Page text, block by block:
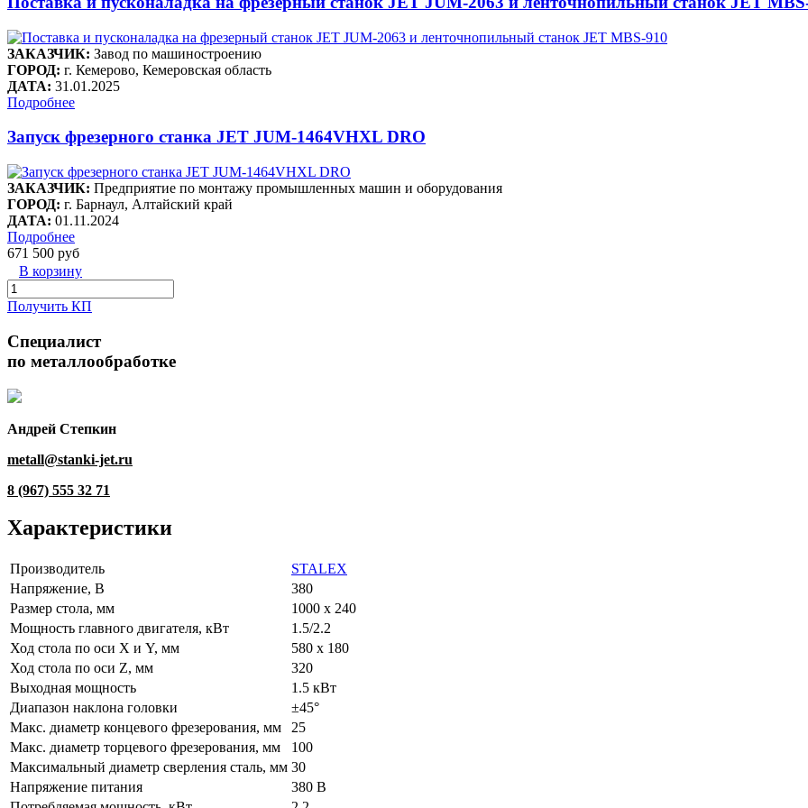
ЗАКАЗЧИК: Завод по машиностроению
ГОРОД: г. Кемерово, Кемеровская область
ДАТА: 31.01.2025
Подробнее
Запуск фрезерного станка JET JUM-1464VHXL DRO
ЗАКАЗЧИК: Предприятие по монтажу промышленных машин и оборудования
ГОРОД: г. Барнаул, Алтайский край
ДАТА: 01.11.2024
Подробнее
671 500 руб
В корзину
Получить КП
Специалист
по металлообработке
Андрей Степкин
metall@stanki-jet.ru
8 (967) 555 32 71
Характеристики
Производитель
STALEX
Напряжение, В
380
Размер стола, мм
1000 x 240
Мощность главного двигателя, кВт
1.5/2.2
Ход стола по оси X и Y, мм
580 x 180
Ход стола по оси Z, мм
320
Выходная мощность
1.5 кВт
Диапазон наклона головки
±45°
Макс. диаметр концевого фрезерования, мм
25
Макс. диаметр торцевого фрезерования, мм
100
Максимальный диаметр сверления сталь, мм 30
Напряжение питания
380 В